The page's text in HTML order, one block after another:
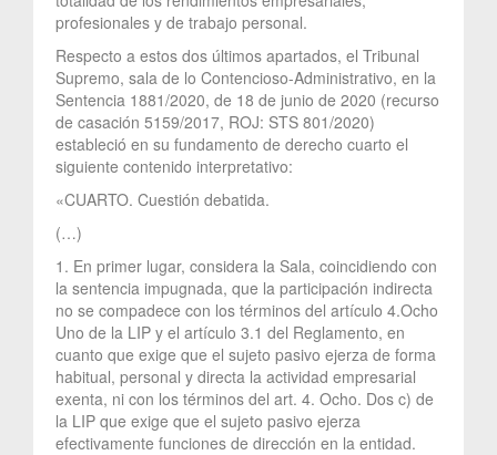
profesionales y de trabajo personal.
Respecto a estos dos últimos apartados, el Tribunal
Supremo, sala de lo Contencioso-Administrativo, en la
Sentencia 1881/2020, de 18 de junio de 2020 (recurso
de casación 5159/2017, ROJ: STS 801/2020)
estableció en su fundamento de derecho cuarto el
siguiente contenido interpretativo:
«CUARTO. Cuestión debatida.
(…)
1. En primer lugar, considera la Sala, coincidiendo con
la sentencia impugnada, que la participación indirecta
no se compadece con los términos del artículo 4.Ocho
Uno de la LIP y el artículo 3.1 del Reglamento, en
cuanto que exige que el sujeto pasivo ejerza de forma
habitual, personal y directa la actividad empresarial
exenta, ni con los términos del art. 4. Ocho. Dos c) de
la LIP que exige que el sujeto pasivo ejerza
efectivamente funciones de dirección en la entidad.